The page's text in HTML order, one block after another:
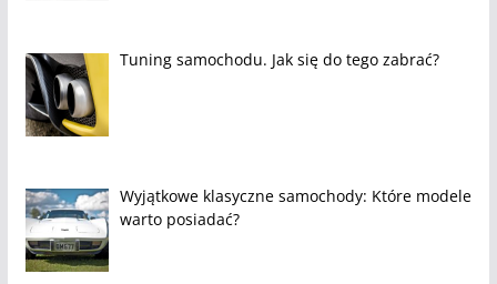
Tuning samochodu. Jak się do tego zabrać?
Wyjątkowe klasyczne samochody: Które modele
warto posiadać?